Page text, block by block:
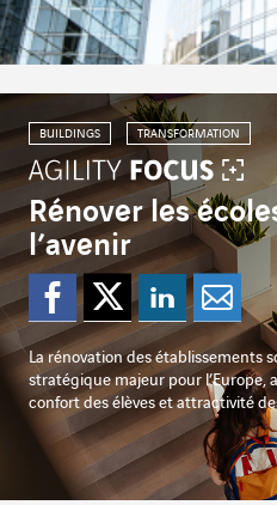
BUILDINGS TRANSFORMATION
Rénover les
l’avenir
Partager
La rénovation des établissements
stratégique majeur pour
confort des élèves et attractivité